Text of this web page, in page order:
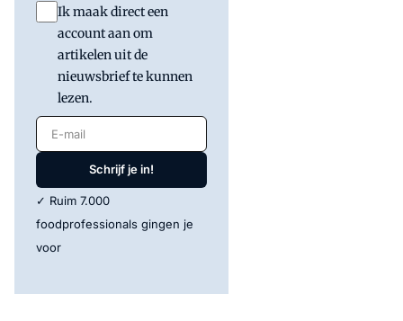
Ik maak direct een
account aan om
artikelen uit de
nieuwsbrief te kunnen
lezen.
E-mail
Schrijf je in!
✓ Ruim 7.000
foodprofessionals gingen je
voor